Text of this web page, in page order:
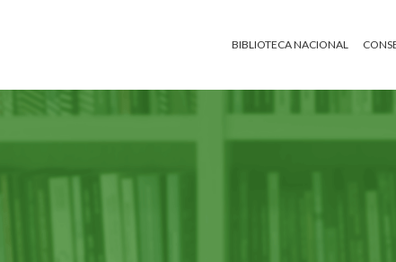
BIBLIOTECA NACIONAL